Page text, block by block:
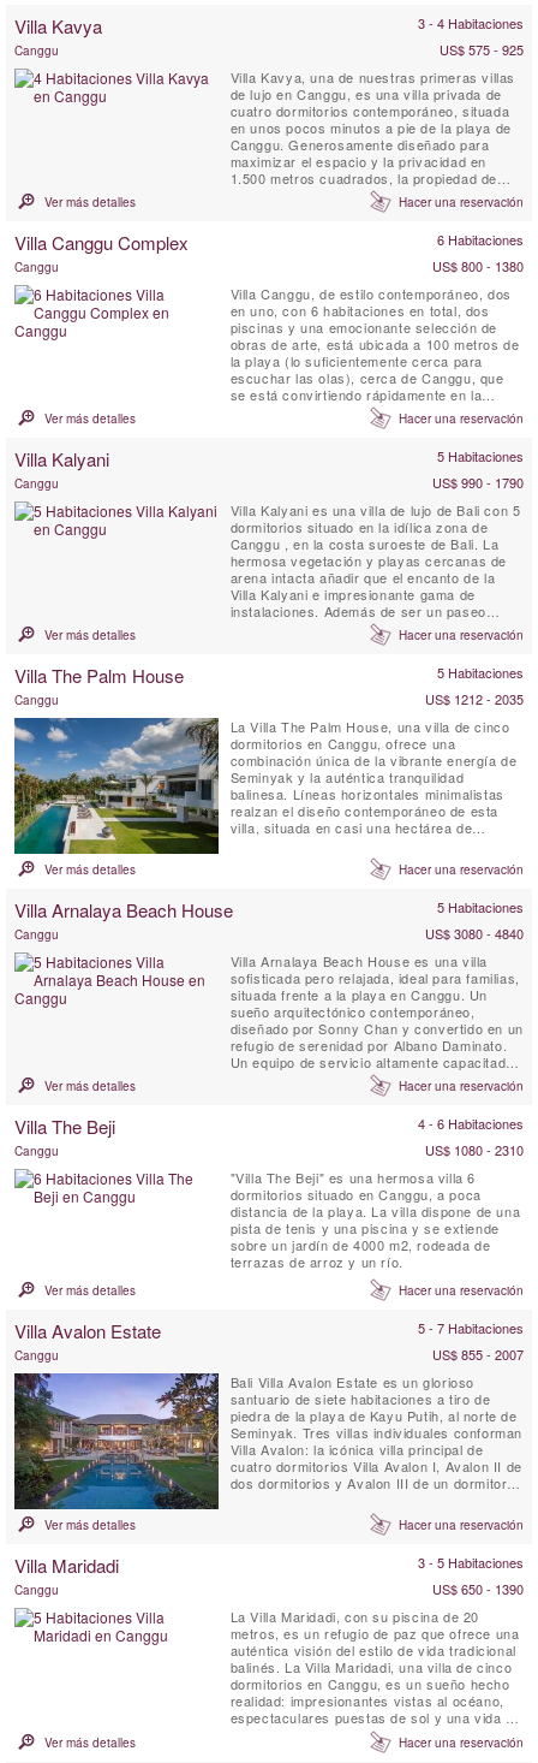
libre alrededor de la piscina privada en un
Villa Kavya 3 - 4 Habitaciones
Canggu
US$ 575 - 925
Villa Kavya, una de nuestras primeras villas
de lujo en Canggu, es una villa privada de
cuatro dormitorios contemporáneo, situada
en unos pocos minutos a pie de la playa de
Canggu. Generosamente diseñado para
maximizar el espacio y la privacidad en
1.500 metros cuadrados, la propiedad de
tejas techo ofrece lo mejor de la isla tropical
viviendo con todas comodidades de Canggu
Ver más detalles Hacer una reservación
Villa Canggu Complex 6 Habitaciones
Canggu
US$ 800 - 1380
Villa Canggu, de estilo contemporáneo, dos
en uno, con 6 habitaciones en total, dos
piscinas y una emocionante selección de
obras de arte, está ubicada a 100 metros de
la playa (lo suficientemente cerca para
escuchar las olas), cerca de Canggu, que
se está convirtiendo rápidamente en la
escena costera más moderna de Bali. El
complejo Villa Canggu se divide en dos
alquilar de forma conjunta o independiente:
Ver más detalles Hacer una reservación
Villa Kalyani 5 Habitaciones
Canggu
US$ 990 - 1790
Villa Kalyani es una villa de lujo de Bali con 5
dormitorios situado en la idílica zona de
Canggu , en la costa suroeste de Bali. La
hermosa vegetación y playas cercanas de
arena intacta añadir que el encanto de la
Villa Kalyani e impresionante gama de
instalaciones. Además de ser un paseo
razonable a la playa y cuenta con
comodidades tales como un cuarto privado
externos , una cabina de DJ privado y varias
Ver más detalles Hacer una reservación
Villa The Palm House 5 Habitaciones
Canggu
US$ 1212 - 2035
La Villa The Palm House, una villa de cinco
dormitorios en Canggu, ofrece una
combinación única de la vibrante energía de
Seminyak y la auténtica tranquilidad
balinesa. Líneas horizontales minimalistas
realzan el diseño contemporáneo de esta
villa, situada en casi una hectárea de
palmeras y vistas a los campos de arroz en
terrazas. Cada detalle ha sido
sido diseñados a medida para garantizar lujo
Ver más detalles Hacer una reservación
Villa Arnalaya Beach House 5 Habitaciones
Canggu
US$ 3080 - 4840
Villa Arnalaya Beach House es una villa
sofisticada pero relajada, ideal para familias,
situada frente a la playa en Canggu. Un
sueño arquitectónico contemporáneo,
diseñado por Sonny Chan y convertido en un
refugio de serenidad por Albano Daminato.
Un equipo de servicio altamente capacitado
se encarga de atender cada deseo de los
huéspedes con elegancia y profesionalismo.
dobles y un gimnasio que se puede convertir
Ver más detalles Hacer una reservación
Villa The Beji 4 - 6 Habitaciones
Canggu
US$ 1080 - 2310
"Villa The Beji" es una hermosa villa 6
dormitorios situado en Canggu, a poca
distancia de la playa. La villa dispone de una
pista de tenis y una piscina y se extiende
sobre un jardín de 4000 m2, rodeada de
terrazas de arroz y un río.
Ver más detalles Hacer una reservación
Villa Avalon Estate 5 - 7 Habitaciones
Canggu
US$ 855 - 2007
Bali Villa Avalon Estate es un glorioso
santuario de siete habitaciones a tiro de
piedra de la playa de Kayu Putih, al norte de
Seminyak. Tres villas individuales conforman
Villa Avalon: la icónica villa principal de
cuatro dormitorios Villa Avalon I, Avalon II de
dos dormitorios y Avalon III de un dormitorio,
piscina privada. La villa está a solo tres
minutos ' caminar desde el océano y 15
Ver más detalles Hacer una reservación
Villa Maridadi 3 - 5 Habitaciones
Canggu
US$ 650 - 1390
La Villa Maridadi, con su piscina de 20
metros, es un refugio de paz que ofrece una
auténtica visión del estilo de vida tradicional
balinés. La Villa Maridadi, una villa de cinco
dormitorios en Canggu, es un sueño hecho
realidad: impresionantes vistas al océano,
espectaculares puestas de sol y una vida de
lujo al aire libre entre vibrantes campos de
arroz verdes y palmeras susurrantes. La
Ver más detalles Hacer una reservación